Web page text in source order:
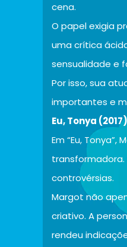
cena.
O papel exigia
uma crítica
sensualidade e
Por isso, sua
importantes e
Eu, Tonya (2017)
Em “Eu,
controvérsias.
Margot não
criativo. A
rendeu